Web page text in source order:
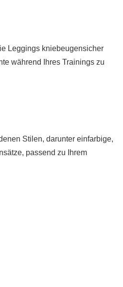
Leggings kniebeugensicher
während Ihres Trainings zu
Stilen, darunter einfarbige,
passend zu Ihrem